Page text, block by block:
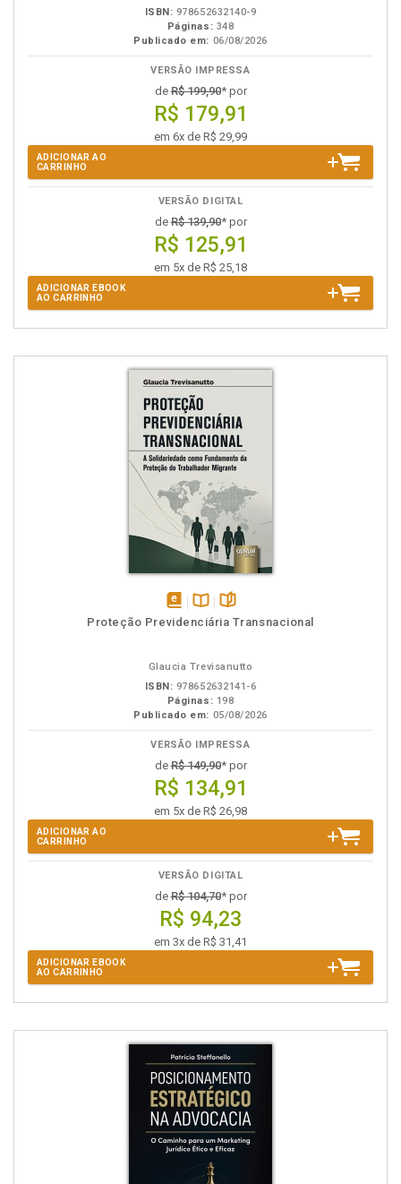
ISBN: 978652632140-9
Páginas: 348
Publicado em: 06/08/2026
VERSÃO IMPRESSA
deR$ 199,90* por
R$ 179,91
em 6x de R$ 29,99
ADICIONAR AO
CARRINHO
VERSÃO DIGITAL
deR$ 139,90* por
R$ 125,91
em 5x de R$ 25,18
ADICIONAR EBOOK
AO CARRINHO
disponívelDisponível
páginas
Proteção Previdenciária Transnacional
Glaucia Trevisanutto
ISBN: 978652632141-6
Páginas: 198
Publicado em: 05/08/2026
VERSÃO IMPRESSA
deR$ 149,90* por
R$ 134,91
em 5x de R$ 26,98
ADICIONAR AO
CARRINHO
VERSÃO DIGITAL
deR$ 104,70* por
R$ 94,23
em 3x de R$ 31,41
ADICIONAR EBOOK
AO CARRINHO